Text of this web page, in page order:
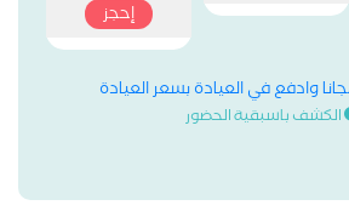
إحجز
وادفع في العيادة بسعر العيادة
الكشف باسبقية الحضور